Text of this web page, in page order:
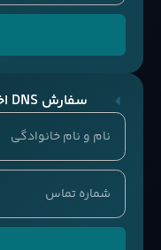
سفارش DNS اختصاصی